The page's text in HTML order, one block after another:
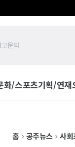
고문의
화/스포츠기획/연재
홈 공주뉴스 사회